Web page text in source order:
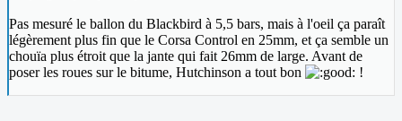
Pas mesuré le ballon du Blackbird à 5,5 bars, mais à l'oeil ça paraît
légèrement plus fin que le Corsa Control en 25mm, et ça semble un
chouïa plus étroit que la jante qui fait 26mm de large. Avant de
poser les roues sur le bitume, Hutchinson a tout bon
!